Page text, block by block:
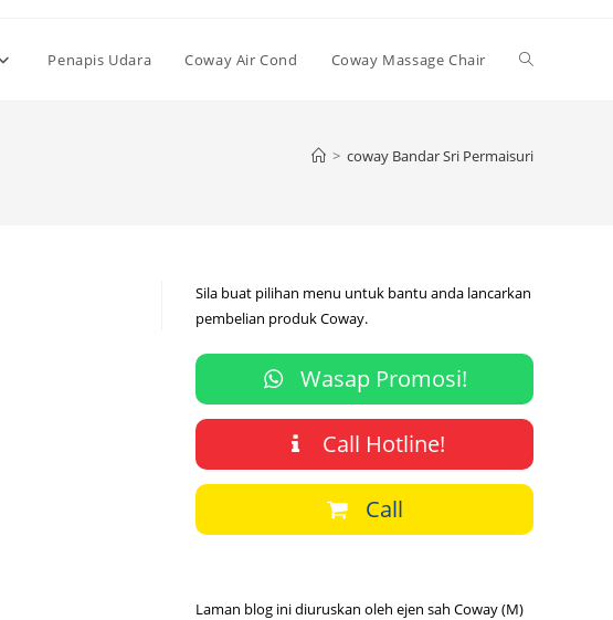
Penapis Udara Coway Air Cond Coway Massage Chair Toggle
> coway Bandar Sri Permaisuri
Sila buat pilihan menu untuk bantu anda lancarkan
pembelian produk Coway.
Wasap Promosi!
Call Hotline!
Call
Laman blog ini diuruskan oleh ejen sah Coway (M)